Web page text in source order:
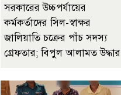
সরকারের উচ্চপর্যায়ের
কর্মকর্তাদের সিল-স্বাক্ষর
জালিয়াতি চক্রের পাঁচ সদস্য
গ্রেফতার; বিপুল আলামত উদ্ধার